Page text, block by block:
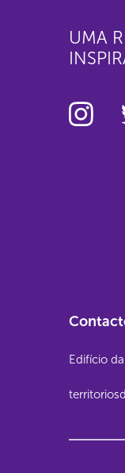
UMA
Edifício